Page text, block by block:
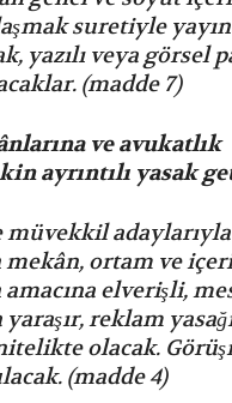
suretiyle yayın
yazılı veya görsel
(madde 7)
ve avukatlık
ayrıntılı yasak
adaylarıyla
ortam ve
elverişli,
yaraşır, reklam
olacak.
(madde 4)